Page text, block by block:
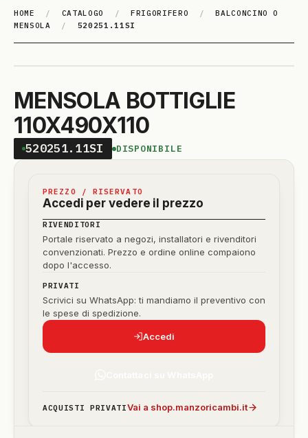
HOME / CATALOGO / FRIGORIFERO /
BALCONCINO O
MENSOLA
/ 520251.11SI
MENSOLA BOTTIGLIE
110X490X110
520251.11SI DISPONIBILE
PREZZO / RISERVATO
Accedi per vedere il prezzo
RIVENDITORI
Portale riservato a negozi, installatori e rivenditori
convenzionati. Prezzo e ordine online compaiono
dopo l'accesso.
PRIVATI
Scrivici su WhatsApp: ti mandiamo il preventivo con
le spese di spedizione.
Accedi
ACQUISTI PRIVATIVai a shop.manzoricambi.it